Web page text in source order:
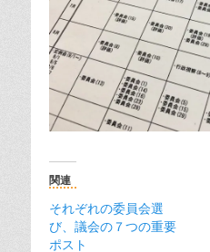
関連
それぞれの委員会選
び、議会の７つの重要
ポスト